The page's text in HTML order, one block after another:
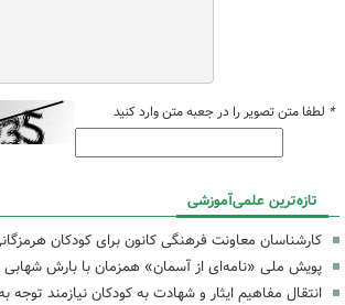
* لطفا متن تصویر را در جعبه متن وارد کنید
تازه‌ترین علمی‌آموزشی
کارشناسان معاونت فرهنگی کانون برای کودکان
پویش ملی «نامه‌ای از آسمان» همزمان با بارش
انتقال مفاهیم ایثار و شهادت به کودکان نیازمند